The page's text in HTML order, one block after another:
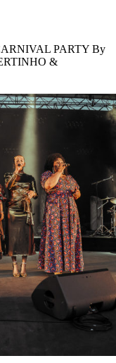
PARTY By
&